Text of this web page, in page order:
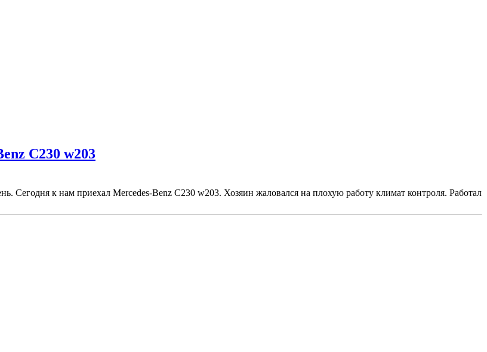
C230 w203
Сегодня к нам приехал Mercedes-Benz C230 w203. Хозяин жаловался на плохую работу климат контроля. Работал